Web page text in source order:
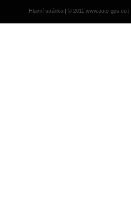
Hlavní stránka | © 2011 www.auto-gps.eu|